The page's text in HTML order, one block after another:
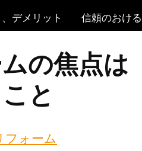
デメリット
信頼のおけ
の焦点は
と
フォーム